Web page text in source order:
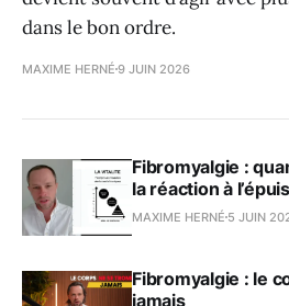
dans le bon ordre.
MAXIME HERNÉ 9 JUIN 2026
Fibromyalgie :
la réaction à
MAXIME HERNÉ 5 JUIN
Fibromyalgie : le
jamais